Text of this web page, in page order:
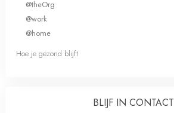
@theOrg
@work
@home
Hoe je gezond blijft
BLIJF IN CONTACT